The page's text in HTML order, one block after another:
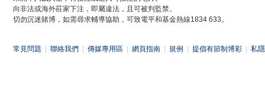
向非法或海外莊家下注，即屬違法，且可被判監禁。
切勿沉迷賭博，如需尋求輔導協助，可致電平和基金熱線1834 633。
常見問題 聯絡我們 傳媒專用區 網頁指南 規例 提倡有節制博彩 私